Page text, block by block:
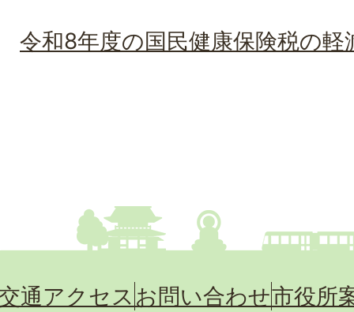
令和8年度の国民健康保険税の
通アクセス お問い合わせ市役所